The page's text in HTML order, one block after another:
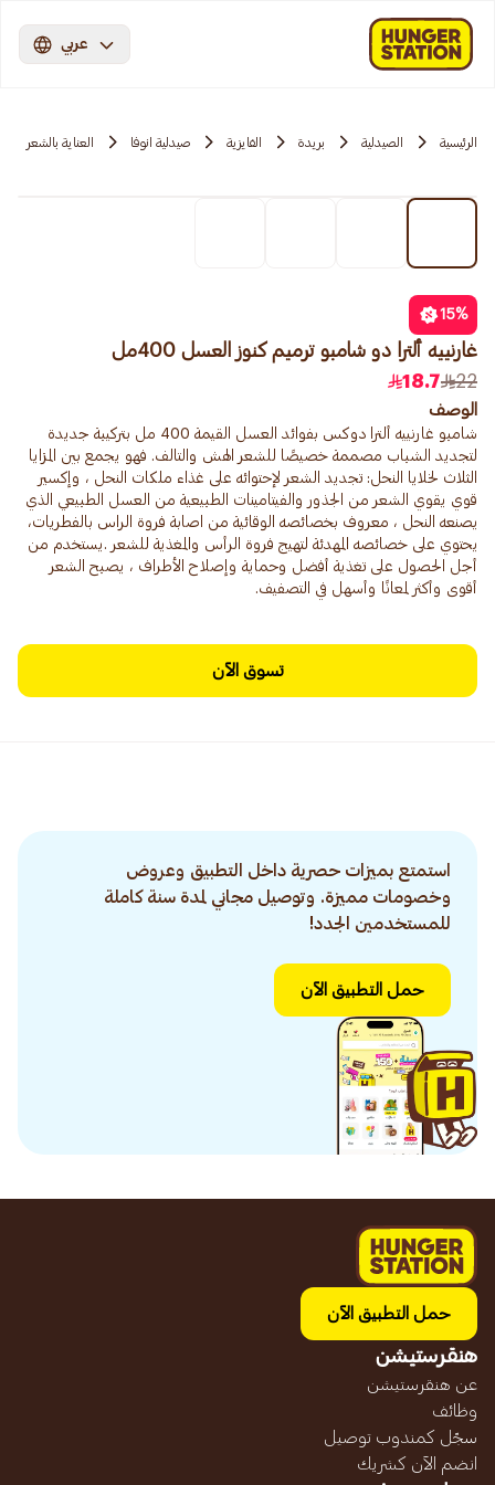
عربي
الرئيسية الصيدلية بريدة الفايزية صيدلية انوفا العناية بالشعر
15%
غارنييه ألترا دو شامبو ترميم كنوز العسل 400مل
22
18.7
الوصف
شامبو غارنييه ألترا دوكس بفوائد العسل القيمة 400 مل بتركيبة جديدة
لتجديد الشباب مصممة خصيصًا للشعر الهش والتالف. فهو يجمع بين المزايا
الثلاث لخلايا النحل: تجديد الشعر لإحتوائه على غذاء ملكات النحل ، وإكسير
قوي يقوي الشعر من الجذور والفيتامينات الطبيعية من العسل الطبيعي الذي
يصنعه النحل ، معروف بخصائصه الوقائية من اصابة فروة الراس بالفطريات،
يحتوي على خصائصه المهدئة لتهيج فروة الرأس والمغذية للشعر .يستخدم من
أجل الحصول على تغذية أفضل وحماية وإصلاح الأطراف ، يصبح الشعر
أقوى وأكثر لمعانًا وأسهل في التصفيف.
تسوق الآن
استمتع بميزات حصرية داخل التطبيق وعروض
وخصومات مميزة. وتوصيل مجاني لمدة سنة كاملة
للمستخدمين الجدد!
حمل التطبيق الآن
حمل التطبيق الآن
هنقرستيشن
عن هنقرستيشن
وظائف
سجّل كمندوب توصيل
انضم الآن كشريك